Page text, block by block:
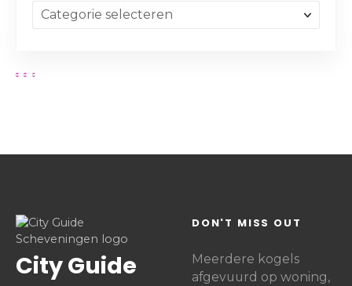
City Guide
DON'T MISS OUT
Meerdere kogels
afgevuurd op woning,